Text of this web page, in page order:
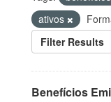
ativos
Filter Results
Benefícios